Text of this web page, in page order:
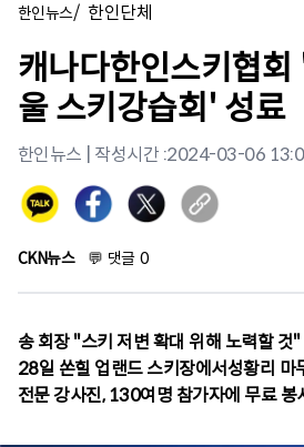
한인뉴스/ 한인단체
캐나다한인스키협
울 스키강습회' 성료
한인뉴스 | 작성시간 :2024-03-06
CKN뉴스 💬 댓글 0
송 회장 "스키 저변 확대 위해 노력할 것"
28일 쏜힐 업랜드 스키장에서성황리 마
전문 강사진, 130여명 참가자에 무료 봉